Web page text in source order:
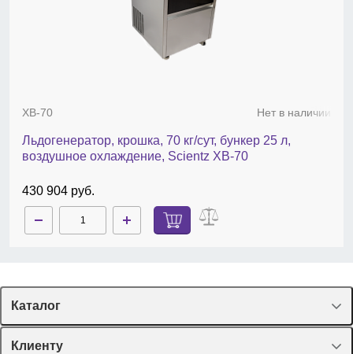
XB-70 Нет в наличии
Льдогенератор, крошка, 70 кг/сут, бункер 25 л,
воздушное охлаждение, Scientz XB-70
430 904 руб.
Каталог
Спецпредложения
Клиенту